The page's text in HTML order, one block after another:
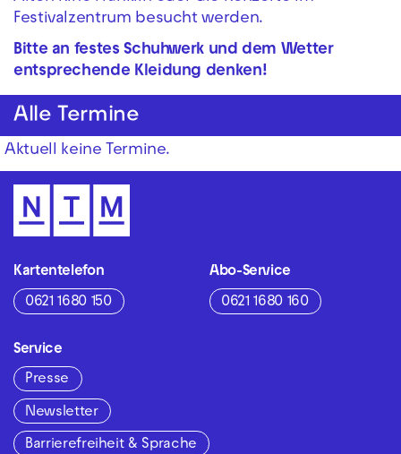
Festivalzentrum besucht werden.
Bitte an festes Schuhwerk und dem Wetter
entsprechende Kleidung denken!
Alle Termine
Aktuell keine Termine.
Kartentelefon
0621 1680 150
Abo-Service
0621 1680 160
Service
Presse
Newsletter
Barrierefreiheit & Sprache